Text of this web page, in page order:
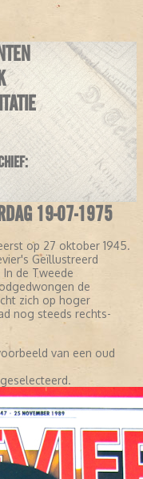
19-07-1975
op 27 oktober 1945.
Geïllustreerd
In de Tweede
de
zich op hoger
nog steeds rechts-
van een oud